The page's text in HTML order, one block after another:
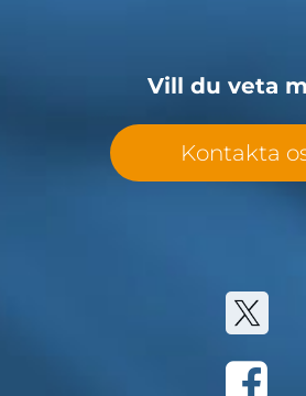
Vill du veta
Kontakta